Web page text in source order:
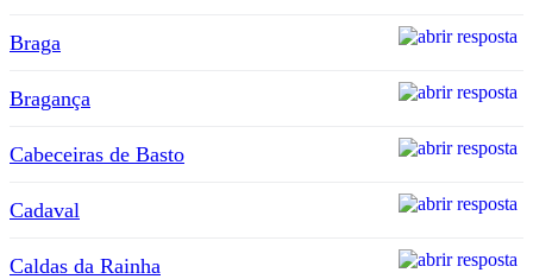
Braga
Bragança
Cabeceiras de Basto
Cadaval
Caldas da Rainha